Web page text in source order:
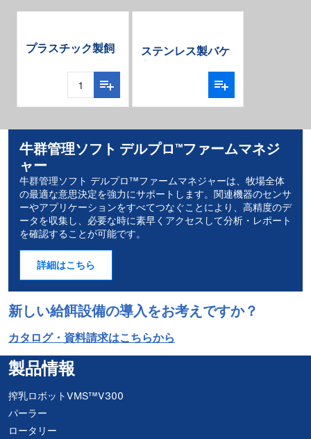
プラスチック製飼 ステンレス製バケ
ツ
牛群管理ソフト デルプロ™ファームマネジ
ャー
牛群管理ソフト デルプロ™ファームマネジャーは、牧場全体
の最適な意思決定を強力にサポートします。関連機器のセンサ
ーやアプリケーションをすべてつなぐことにより、高精度のデ
ータを収集し、必要な時に素早くアクセスして分析・レポート
を確認することが可能です。
詳細はこちら
新しい給餌設備の導入をお考えですか？
カタログ・資料請求はこちらから
製品情報
搾乳ロボットVMS™V300
パーラー
ロータリー